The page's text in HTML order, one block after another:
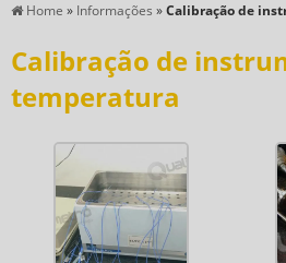
Home » Informações »Calibração de
Calibração de
temperatura